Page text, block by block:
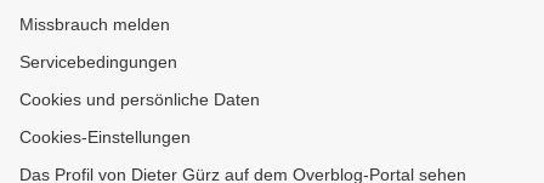
Missbrauch melden
Servicebedingungen
Cookies und persönliche Daten
Cookies-Einstellungen
Das Profil von Dieter Gürz auf dem Overblog-Portal sehen